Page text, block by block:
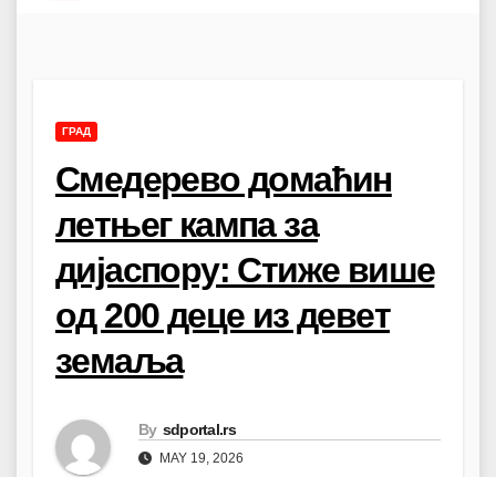
ГРАД
Смедерево домаћин
летњег кампа за
дијаспору: Стиже више
од 200 деце из девет
земаља
By sdportal.rs
MAY 19, 2026